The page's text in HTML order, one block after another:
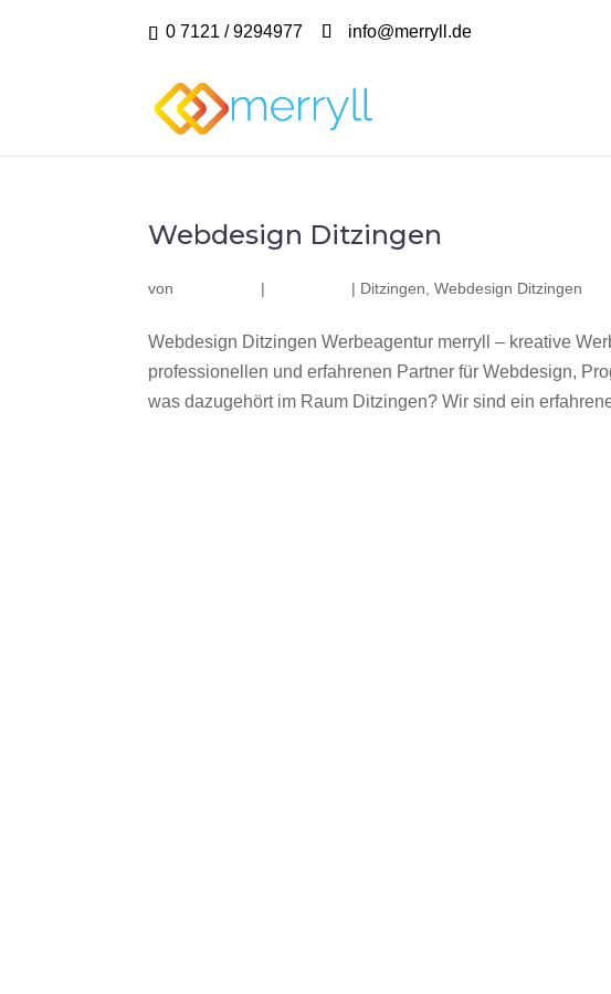
0 7121 / 9294977 info@merryll.de
Webdesign Ditzingen
von | | Ditzingen ,Webdesign Ditzingen
Webdesign Ditzingen Werbeagentur merryll – kreative
professionellen und erfahrenen Partner für Webdesign,
was dazugehört im Raum Ditzingen? Wir sind ein